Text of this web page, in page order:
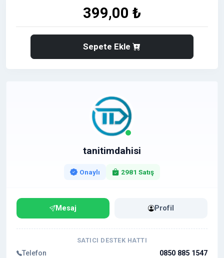
399,00 ₺
Sepete Ekle
tanitimdahisi
Onaylı 2981 Satış
Mesaj Profil
SATICI DESTEK HATTI
Telefon
0850 885 1547